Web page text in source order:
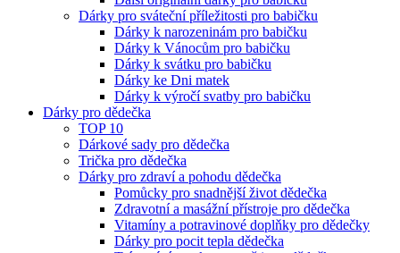
Dárky pro sváteční příležitosti pro babičku
Dárky k narozeninám pro babičku
Dárky k Vánocům pro babičku
Dárky k svátku pro babičku
Dárky ke Dni matek
Dárky k výročí svatby pro babičku
Dárky pro dědečka
TOP 10
Dárkové sady pro dědečka
Trička pro dědečka
Dárky pro zdraví a pohodu dědečka
Pomůcky pro snadnější život dědečka
Zdravotní a masážní přístroje pro dědečka
Vitamíny a potravinové doplňky pro dědečky
Dárky pro pocit tepla dědečka